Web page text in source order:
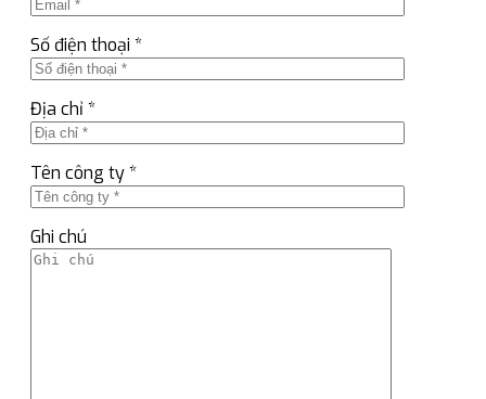
Số điện thoại *
Địa chỉ *
Tên công ty *
Ghi chú